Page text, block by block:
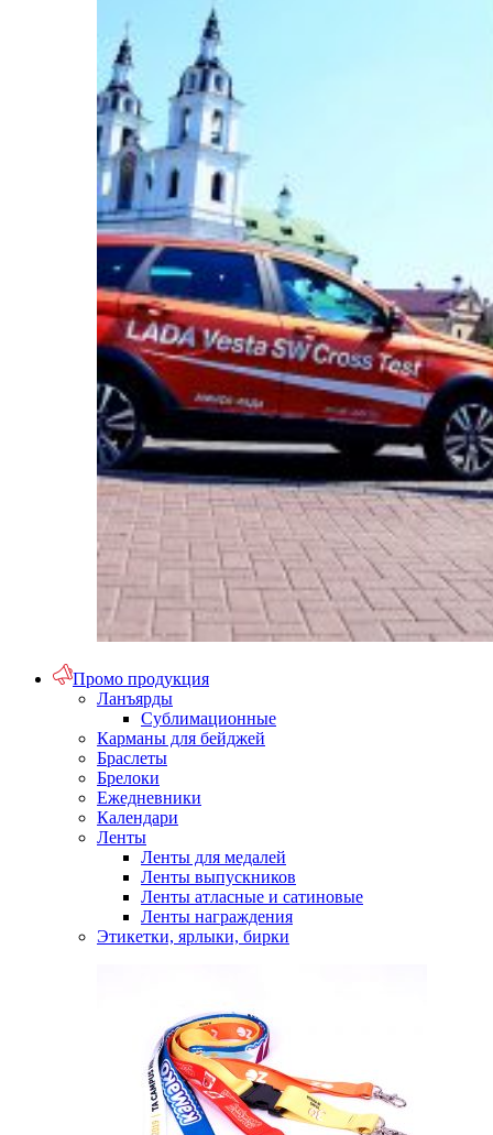
Промо продукция
Ланъярды
Сублимационные
Карманы для бейджей
Браслеты
Брелоки
Ежедневники
Календари
Ленты
Ленты для медалей
Ленты выпускников
Ленты атласные и сатиновые
Ленты награждения
Этикетки, ярлыки, бирки